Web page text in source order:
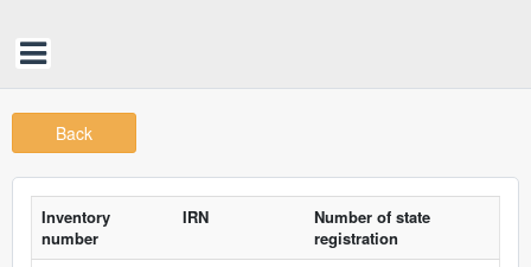
Back
Inventory
number
IRN
Number of state
registration